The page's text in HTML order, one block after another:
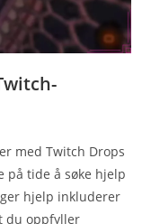
med Twitch Drops
på tide å søke hjelp
hjelp inkluderer
du oppfyller